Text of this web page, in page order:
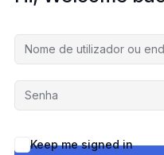
Keep me signed in